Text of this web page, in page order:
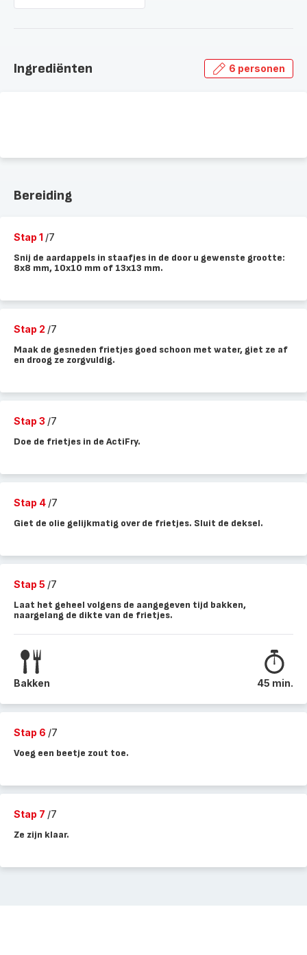
Ingrediënten 6 personen
Bereiding
Stap 1 /7
Snij de aardappels in staafjes in de door u gewenste grootte:
8x8 mm, 10x10 mm of 13x13 mm.
Stap 2 /7
Maak de gesneden frietjes goed schoon met water, giet ze af
en droog ze zorgvuldig.
Stap 3 /7
Doe de frietjes in de ActiFry.
Stap 4 /7
Giet de olie gelijkmatig over de frietjes. Sluit de deksel.
Stap 5 /7
Laat het geheel volgens de aangegeven tijd bakken,
naargelang de dikte van de frietjes.
Bakken 45 min.
Stap 6 /7
Voeg een beetje zout toe.
Stap 7 /7
Ze zijn klaar.